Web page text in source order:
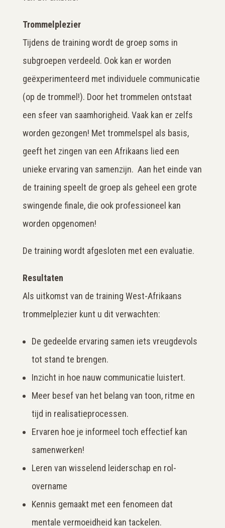
Trommelplezier
Tijdens de training wordt de groep soms in
subgroepen verdeeld. Ook kan er worden
geëxperimenteerd met individuele communicatie
(op de trommel!). Door het trommelen ontstaat
een sfeer van saamhorigheid. Vaak kan er zelfs
worden gezongen! Met trommelspel als basis,
geeft het zingen van een Afrikaans lied een
unieke ervaring van samenzijn. Aan het einde van
de training speelt de groep als geheel een grote
swingende finale, die ook professioneel kan
worden opgenomen!
De training wordt afgesloten met een evaluatie.
Resultaten
Als uitkomst van de training West-Afrikaans
trommelplezier kunt u dit verwachten:
De gedeelde ervaring samen iets vreugdevols
tot stand te brengen.
Inzicht in hoe nauw communicatie luistert.
Meer besef van het belang van toon, ritme en
tijd in realisatieprocessen.
Ervaren hoe je informeel toch effectief kan
samenwerken!
Leren van wisselend leiderschap en rol-
overname
Kennis gemaakt met een fenomeen dat
mentale vermoeidheid kan tackelen.